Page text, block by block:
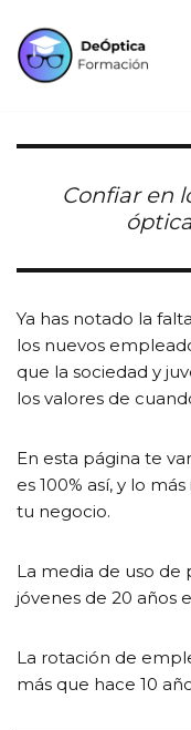
Saltar
al
Confiar en
Ya has notado la
los nuevos
que la sociedad y
los valores de
En esta página te
es 100% así, y lo
tu negocio.
La media de uso de
jóvenes de 20 años
La rotación de
más que hace 10